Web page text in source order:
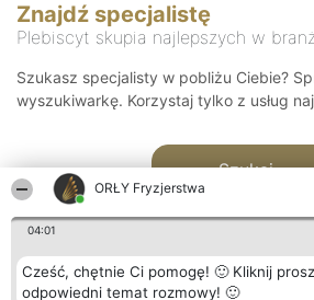
ORŁY Fryzjerstwa
04:01
Cześć, chętnie Ci pomogę! 🙂 Kliknij
odpowiedni temat rozmowy! 🙂
Znajdź specjalistę
Plebiscyt skupia najlepszych w
Szukasz specjalisty w pobliżu Ciebie?
wyszukiwarkę. Korzystaj tylko z usług
Szukaj